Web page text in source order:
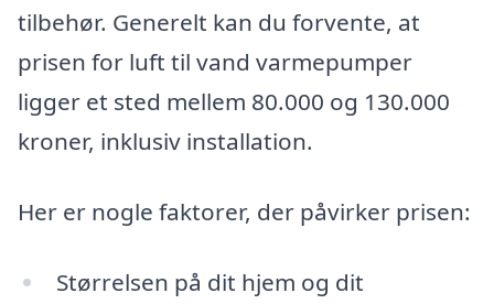
tilbehør. Generelt kan du forvente, at
prisen for luft til vand varmepumper
ligger et sted mellem 80.000 og 130.000
kroner, inklusiv installation.
Her er nogle faktorer, der påvirker prisen:
Størrelsen på dit hjem og dit